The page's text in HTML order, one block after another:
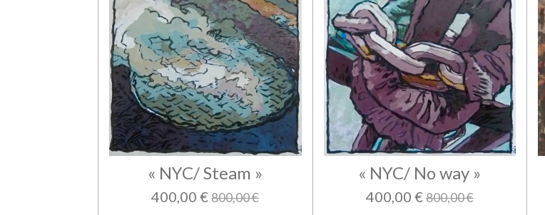
« NYC/ Steam »
400,00 € 800,00 €
« NYC/ No way »
400,00 €800,00 €